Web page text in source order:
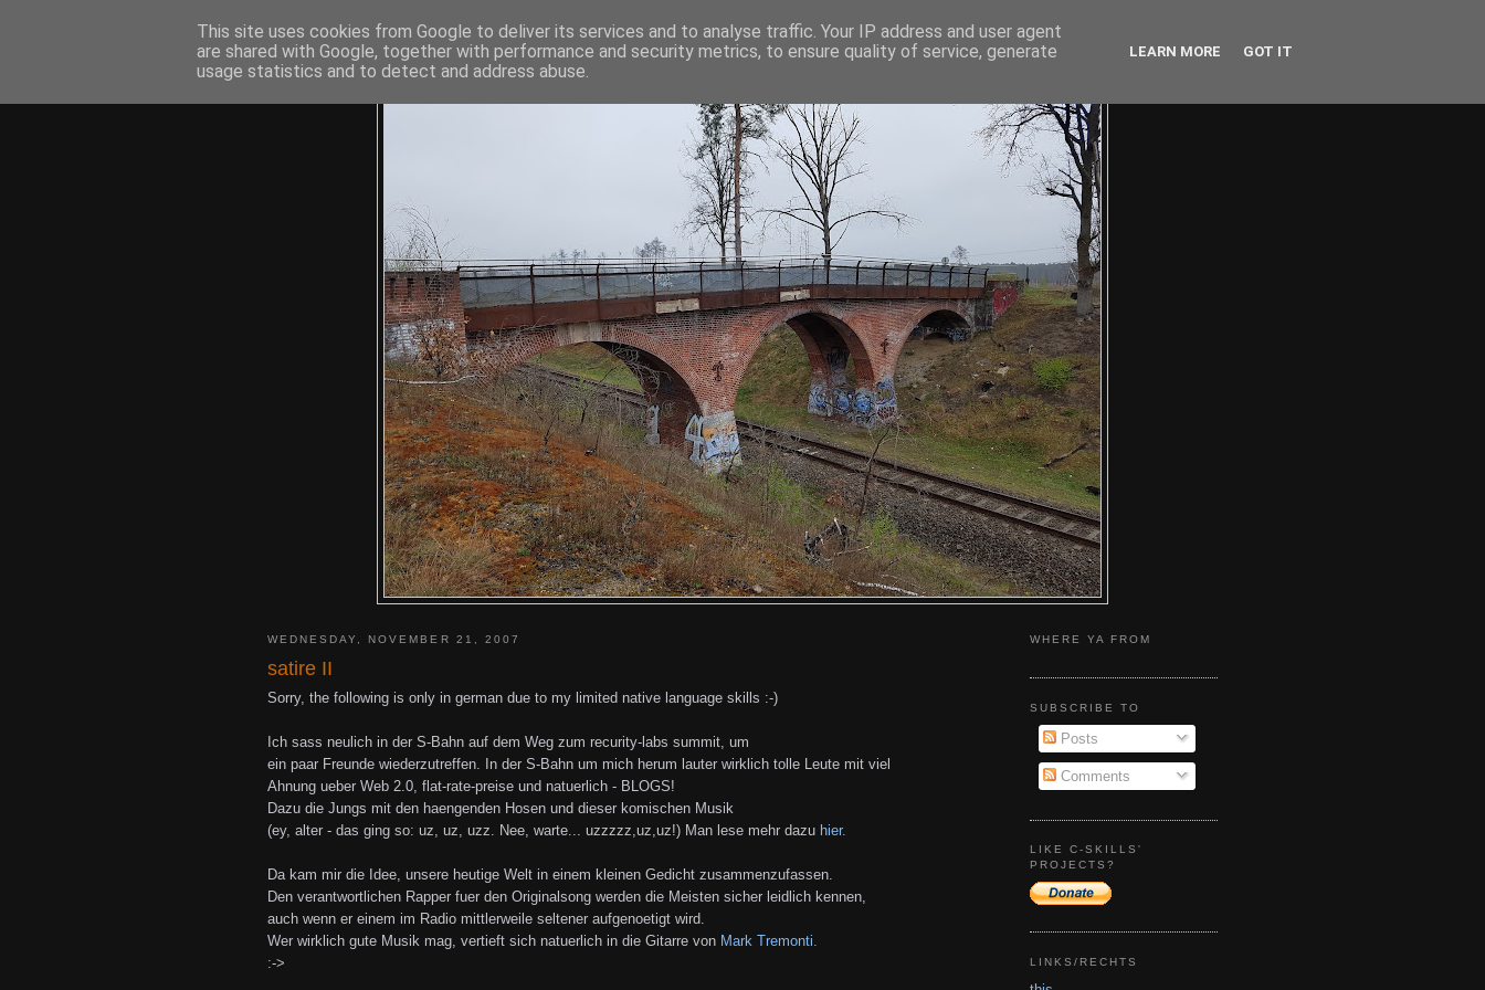
WEDNESDAY, NOVEMBER 21, 2007
satire II
Sorry, the following is only in german due to my limited native language skills :-)
Ich sass neulich in der S-Bahn auf dem Weg zum recurity-labs summit, um
ein paar Freunde wiederzutreffen. In der S-Bahn um mich herum lauter wirklich tolle Leute mit viel
Ahnung ueber Web 2.0, flat-rate-preise und natuerlich - BLOGS!
Dazu die Jungs mit den haengenden Hosen und dieser komischen Musik
(ey, alter - das ging so: uz, uz, uzz. Nee, warte... uzzzzz,uz,uz!) Man lese mehr dazu hier.
Da kam mir die Idee, unsere heutige Welt in einem kleinen Gedicht zusammenzufassen.
Den verantwortlichen Rapper fuer den Originalsong werden die Meisten sicher leidlich kennen,
auch wenn er einem im Radio mittlerweile seltener aufgenoetigt wird.
Wer wirklich gute Musik mag, vertieft sich natuerlich in die Gitarre von Mark Tremonti
:->
WHERE YA FROM
SUBSCRIBE TO
Posts
Comments
LIKE C-SKILLS'
PROJECTS?
LINKS/RECHTS
This site uses cookies from Google to deliver its services and to analyse traffic. Your IP address and user agent
are shared with Google, together with performance and security metrics, to ensure quality of service, generate
usage statistics and to detect and address abuse.
LEARN MORE GOT IT